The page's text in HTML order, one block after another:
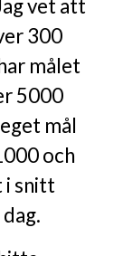
vet att
300
målet
5000
mål
och
i snitt